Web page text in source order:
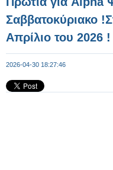
Σαββατοκύριακο
Απρίλιο του 2026 !
2026-04-30 18:27:46